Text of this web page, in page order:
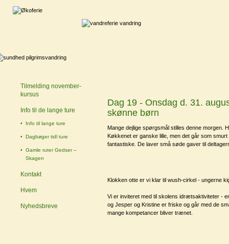
Tilmelding november-
kursus
Info til de lange ture
Info til lange ture
Dagbøger tidl ture
Gamle ruter Gedser –
Skagen
Kontakt
Hvem
Nyhedsbreve
Dag 19 - Onsdag d. 31.
skønne børn
Mange dejlige spørgsmål stilles denne morgen.
Køkkenet er ganske lille, men det går som
fantastiske. De laver små søde gaver til
Klokken otte er vi klar til wush-cirkel - ungerne
Vi er inviteret med til skolens idrætsaktiviteter -
og Jesper og Kristine er friske og går med de
mange kompetancer bliver trænet.